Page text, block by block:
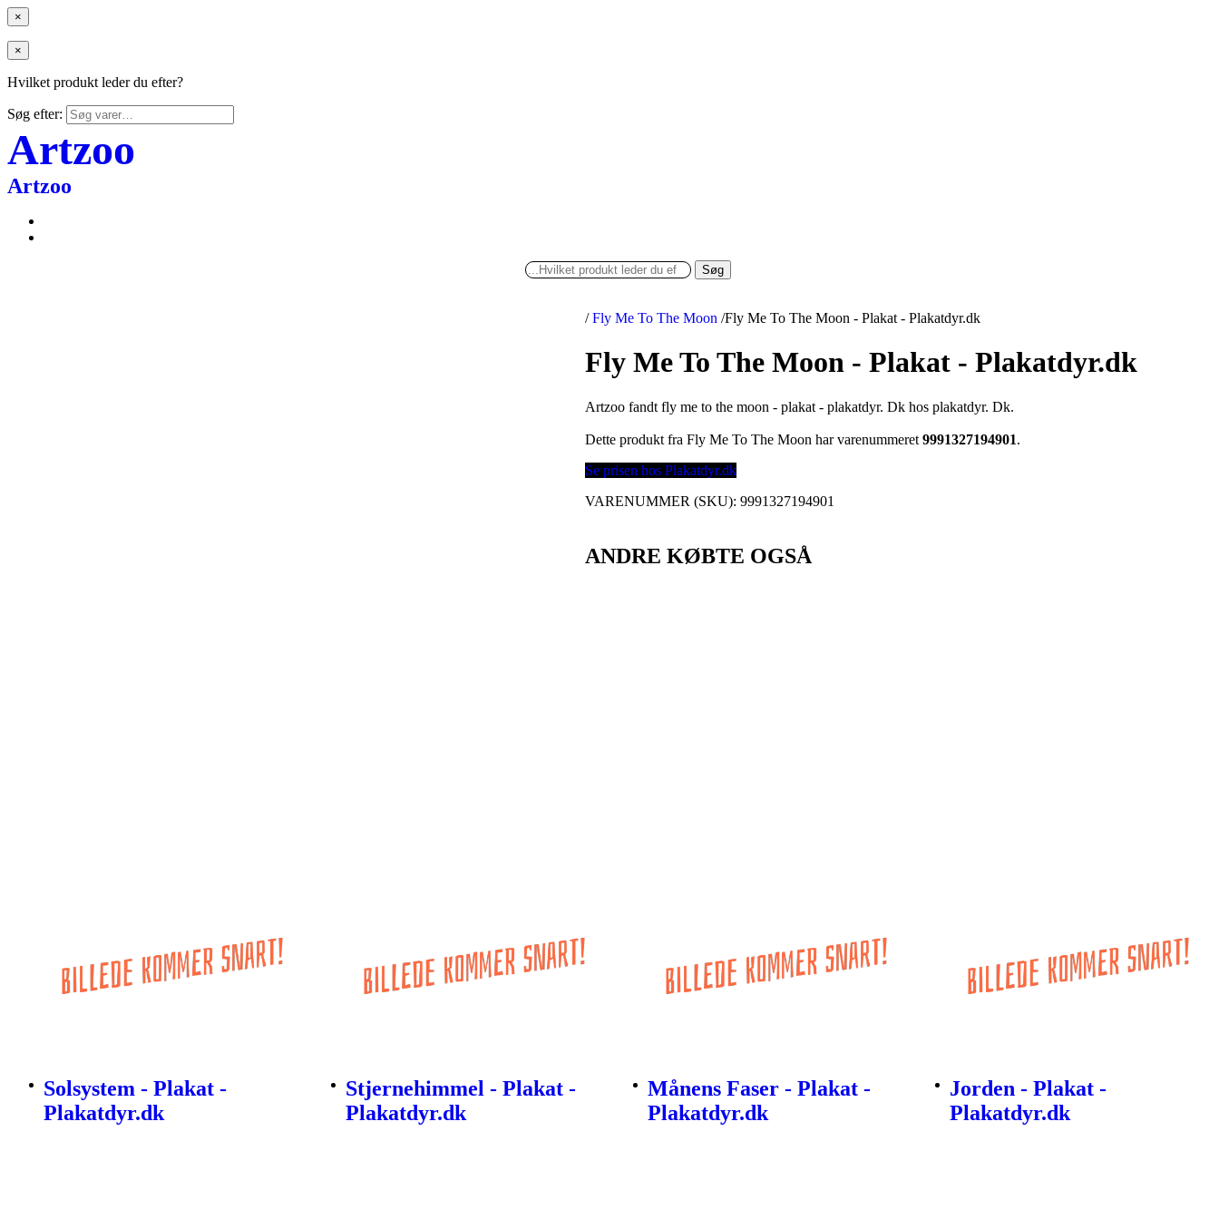
×
×
Hvilket produkt leder du efter?
Søg efter:
Artzoo
Artzoo
Søg
/ Fly Me To The Moon /Fly Me To The Moon - Plakat - Plakatdyr.dk
Fly Me To The Moon - Plakat - Plakatdyr.dk
Artzoo fandt fly me to the moon - plakat - plakatdyr. Dk hos plakatdyr. Dk.
Dette produkt fra Fly Me To The Moon har varenummeret9991327194901.
Se prisen hos Plakatdyr.dk
VARENUMMER (SKU):9991327194901
ANDRE KØBTE OGSÅ
Solsystem - Plakat -
Plakatdyr.dk
Stjernehimmel - Plakat -
Plakatdyr.dk
Månens Faser - Plakat -
Plakatdyr.dk
Jorden - Plakat -
Plakatdyr.dk